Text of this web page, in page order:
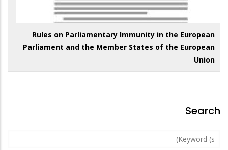
Rules on Parliamentary Immunity in the European
Parliament and the Member States of the European
Union
Search
Keyword